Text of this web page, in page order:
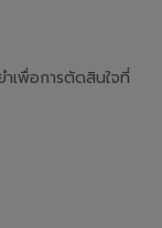
เพื่อการตัดสินใจที่